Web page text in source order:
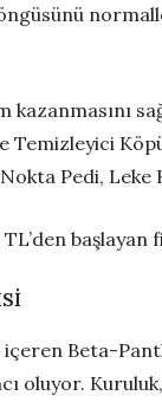
Temizleyici
Pedi,
Beta-
oluyor.